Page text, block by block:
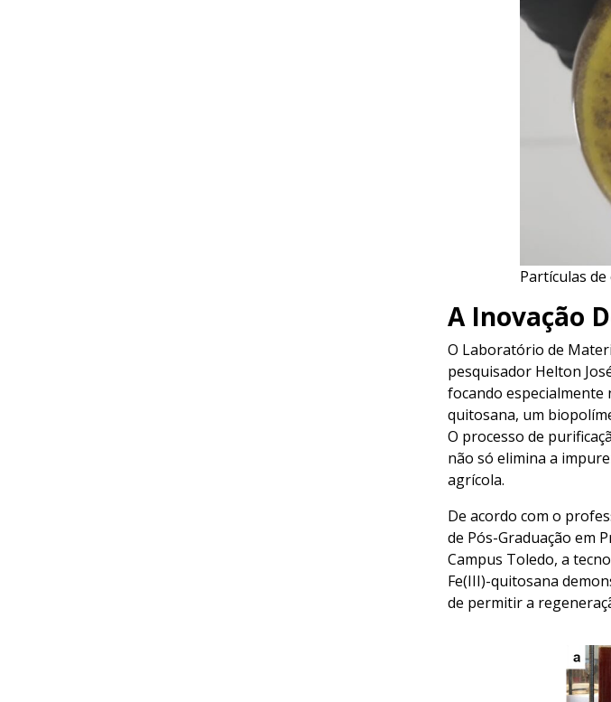
Partículas
A Inovação
O Laboratório de
pesquisador Helton
focando especialmente
quitosana, um
O processo de
não só elimina a
agrícola.
De acordo com o
de Pós-Graduação em
Campus Toledo, a
Fe(III)-quitosana
de permitir a